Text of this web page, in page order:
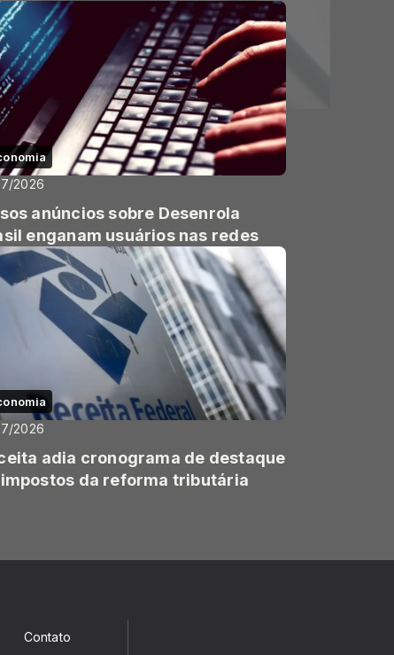
2026
anúncios sobre Desenrola
enganam usuários nas redes
2026
adia cronograma de destaque
da reforma tributária
Contato